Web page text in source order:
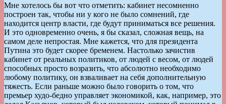
Мне хотелось бы вот что отметить: кабинет несомненно
построен так, чтобы ни у кого не было сомнений, где
находится центр власти, где будут приниматься все решения.
И это одновременно очень, я бы сказал, сложная вещь, на
самом деле непростая. Мне кажется, что для президента
Путина это будет скорее бременем. Настолько зачистив
кабинет от реальных политиков, от людей с весом, от людей
способных просто возразить, что абсолютно необходимо
любому политику, он взваливает на себя дополнительную
тяжесть. Если раньше можно было говорить о том, что
премьер худо-бедно управляет экономикой, как, например, это